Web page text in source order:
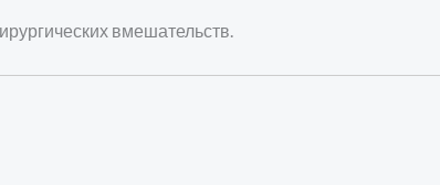
вмешательств.